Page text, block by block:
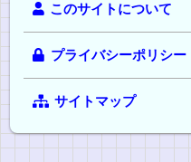
このサイトについて
プライバシーポリシー
サイトマップ